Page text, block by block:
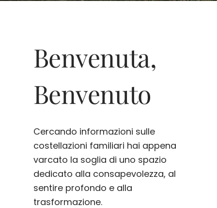
Benvenuta,
Benvenuto
Cercando informazioni sulle
costellazioni familiari hai appena
varcato la soglia di uno spazio
dedicato alla consapevolezza, al
sentire profondo e alla
trasformazione.